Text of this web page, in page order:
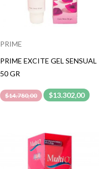
PRIME
PRIME EXCITE GEL SENSUAL
50 GR
$14.780,00 $13.302,00